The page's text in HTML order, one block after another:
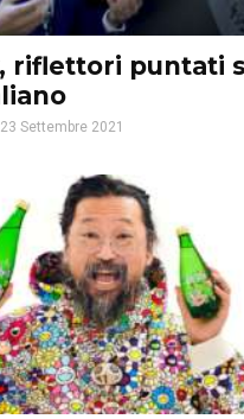
riflettori puntati
23 Settembre 2021